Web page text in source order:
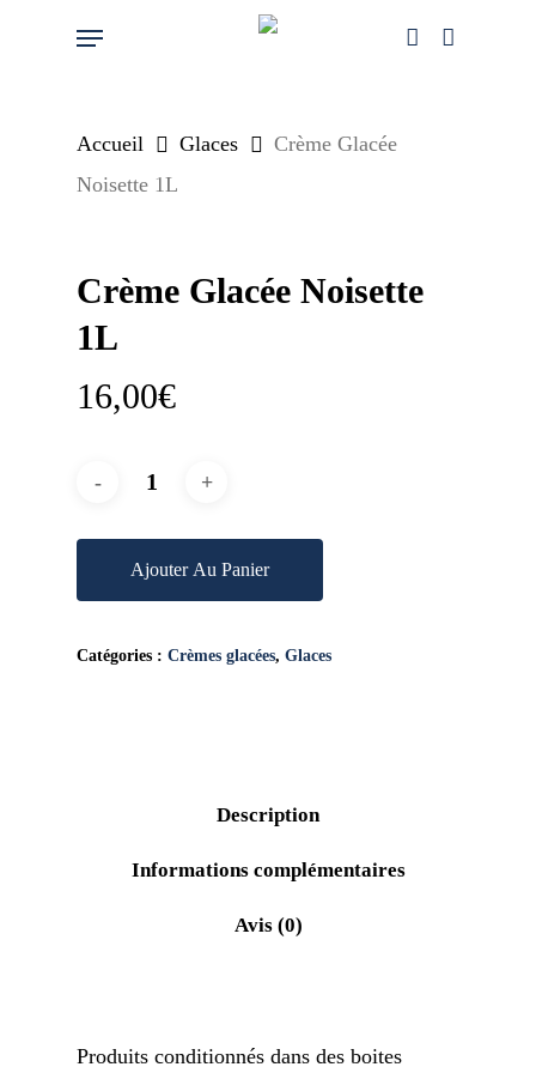
Menu
Accueil Glaces
Crème Glacée
Noisette 1L
Crème Glacée Noisette
1L
16,00€
Ajouter Au Panier
Catégories : Crèmes glacées, Glaces
Description
Informations complémentaires
Avis (0)
Produits conditionnés dans des boites